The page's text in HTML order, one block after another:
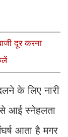
दूर करना
के लिए नारी
आई स्नेहलता
आता है मगर